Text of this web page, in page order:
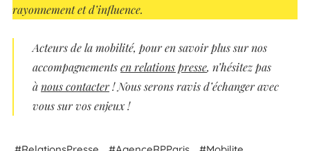
rayonnement et d’influence.
Acteursde la mobilité, pour en savoir plus sur nos
accompagnementsen relations presse, n’hésitez pas
ànous contacter! Nous serons ravis d’échanger avec
vous sur vos enjeux !